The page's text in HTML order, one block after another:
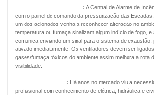
: A Central de Alarme de
com o painel de comando da pressurização das
um dos acionados venha a reconhecer alteração no
temperatura ou fumaça sinalizam algum indício de fogo, e
comunica enviando um sinal para o sistema de exaustão,
ativado imediatamente. Os ventiladores devem ser
gases/fumaça tóxicos do ambiente assim melhora a rota
visibilidade.
: Há anos no mercado viu a
profissional com conhecimento de elétrica, hidráulica e